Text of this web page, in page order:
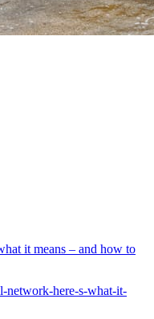
it means – and how to